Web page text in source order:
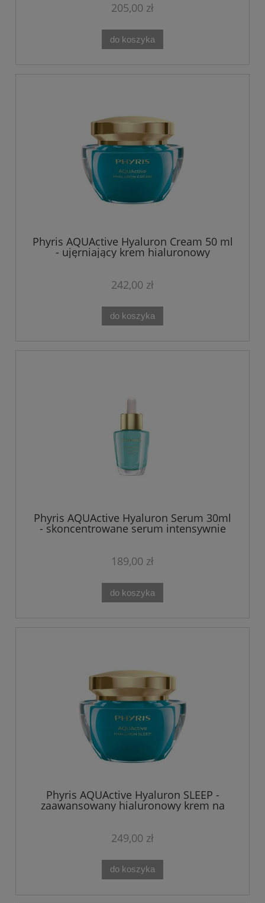
205,00 zł
do koszyka
Phyris AQUActive Hyaluron Cream 50 ml
- ujęrniający krem hialuronowy
242,00 zł
do koszyka
Phyris AQUActive Hyaluron Serum 30ml
- skoncentrowane serum intensywnie
189,00 zł
do koszyka
Phyris AQUActive Hyaluron SLEEP -
zaawansowany hialuronowy krem na
noc 50 ML
249,00 zł
do koszyka